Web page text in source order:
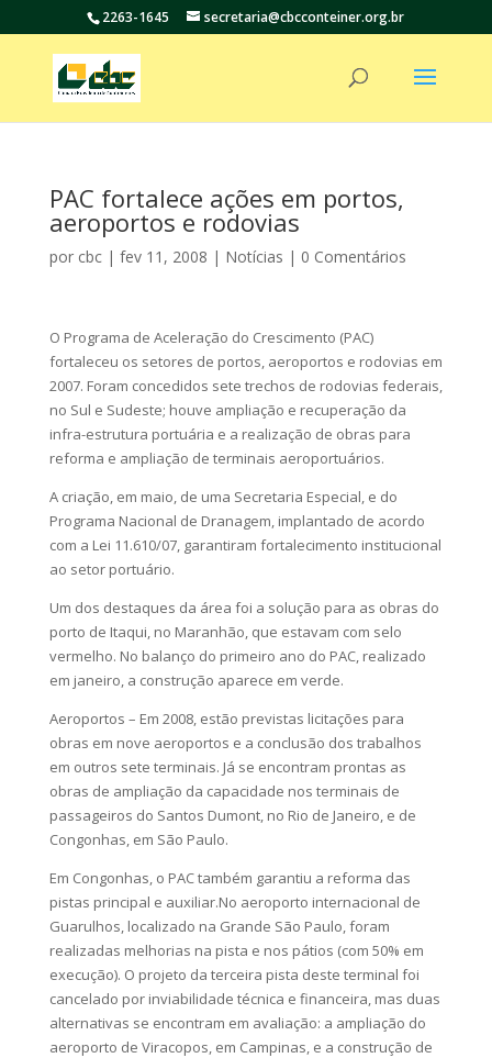
2263-1645 secretaria@cbcconteiner.org.br
PAC fortalece ações em portos,
aeroportos e rodovias
por cbc| fev 11, 2008 | Notícias | 0 Comentários
O Programa de Aceleração do Crescimento (PAC)
fortaleceu os setores de portos, aeroportos e rodovias em
2007. Foram concedidos sete trechos de rodovias federais,
no Sul e Sudeste; houve ampliação e recuperação da
infra-estrutura portuária e a realização de obras para
reforma e ampliação de terminais aeroportuários.
A criação, em maio, de uma Secretaria Especial, e do
Programa Nacional de Dranagem, implantado de acordo
com a Lei 11.610/07, garantiram fortalecimento institucional
ao setor portuário.
Um dos destaques da área foi a solução para as obras do
porto de Itaqui, no Maranhão, que estavam com selo
vermelho. No balanço do primeiro ano do PAC, realizado
em janeiro, a construção aparece em verde.
Aeroportos – Em 2008, estão previstas licitações para
obras em nove aeroportos e a conclusão dos trabalhos
em outros sete terminais. Já se encontram prontas as
obras de ampliação da capacidade nos terminais de
passageiros do Santos Dumont, no Rio de Janeiro, e de
Congonhas, em São Paulo.
Em Congonhas, o PAC também garantiu a reforma das
pistas principal e auxiliar.No aeroporto internacional de
Guarulhos, localizado na Grande São Paulo, foram
realizadas melhorias na pista e nos pátios (com 50% em
execução). O projeto da terceira pista deste terminal foi
cancelado por inviabilidade técnica e financeira, mas duas
alternativas se encontram em avaliação: a ampliação do
aeroporto de Viracopos, em Campinas, e a construção de